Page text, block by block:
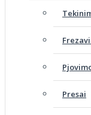
Presai